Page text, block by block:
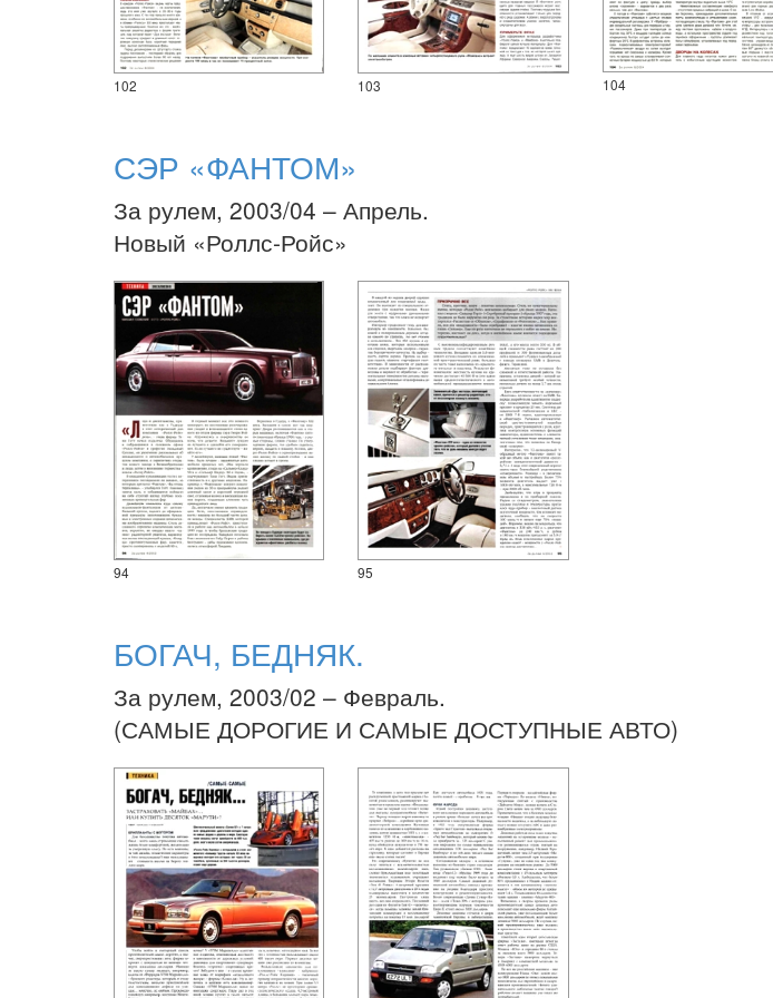
102 103 104
СЭР «ФАНТОМ»
За рулем, 2003/04 – Апрель.
Новый «Роллс-Ройс»
94 95
БОГАЧ, БЕДНЯК.
За рулем, 2003/02 – Февраль.
(САМЫЕ ДОРОГИЕ И САМЫЕ ДОСТУПНЫЕ АВТО)